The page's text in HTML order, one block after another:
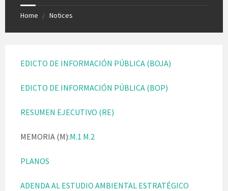
Home Notices
EDICTO DE INFORMACIÓN PÚBLICA (BOJA)
EDICTO DE INFORMACIÓN PÚBLICA (BOP)
RESUMEN EJECUTIVO (RE)
MEMORIA (M):M.1 M.2
PLANOS
ADENDA AL ESTUDIO AMBIENTAL ESTRATÉGICO